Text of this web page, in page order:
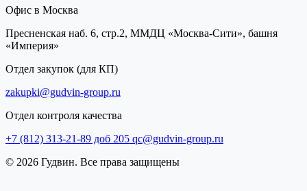
Офис в Москва
Пресненская наб. 6, стр.2, ММДЦ «Москва-Сити», башня
«Империя»
Отдел закупок (для КП)
zakupki@gudvin-group.ru
Отдел контроля качества
+7 (812) 313-21-89 доб 205 qc@gudvin-group.ru
© 2026 Гудвин. Все права защищены